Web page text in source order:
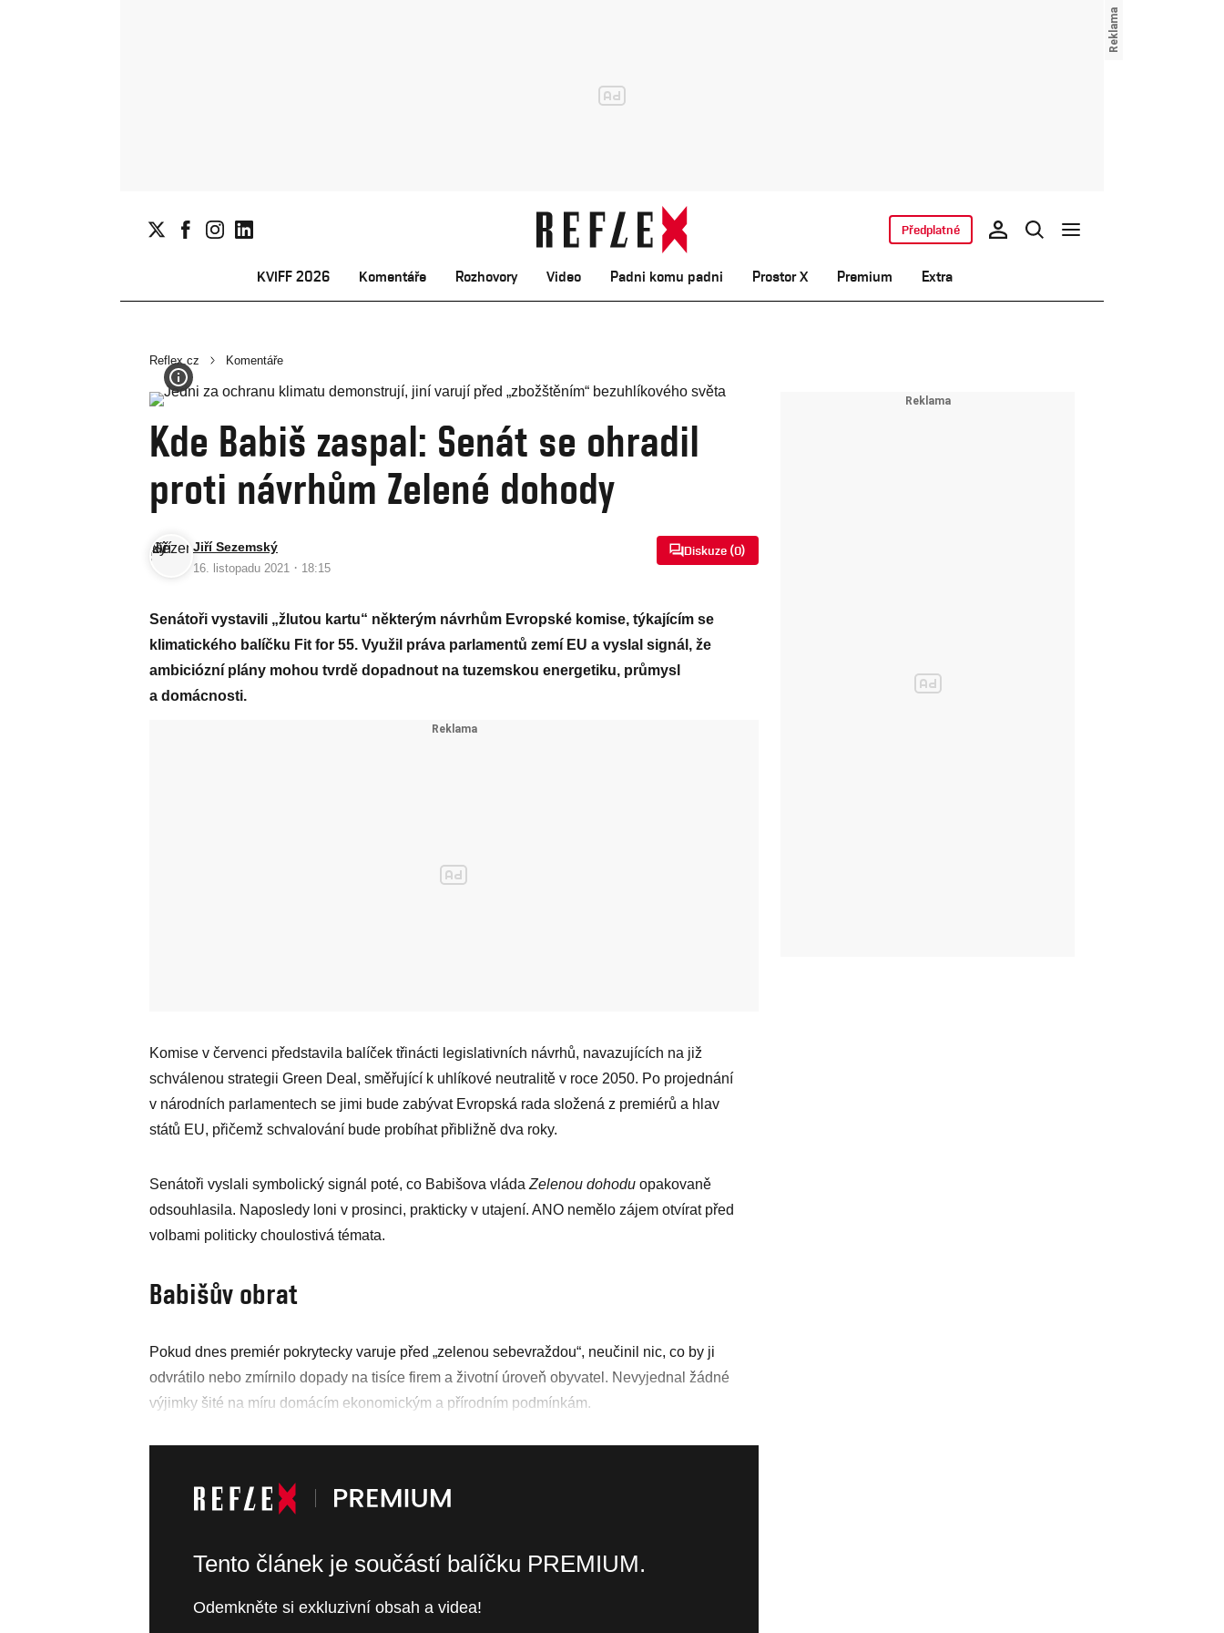
KVIFF 2026 Komentáře Rozhovory Video Padni komu padni Prostor X Premium Extra
Předplatné
Reflex.cz Komentáře
Kde Babiš zaspal: Senát se ohradil
proti návrhům Zelené dohody
Jiří Sezemský
16. listopadu 2021 · 18:15
Diskuze (0)
Senátoři vystavili „žlutou kartu“ některým návrhům Evropské komise, týkajícím se
klimatického balíčku Fit for 55. Využil práva parlamentů zemí EU a vyslal signál, že
ambiciózní plány mohou tvrdě dopadnout na tuzemskou energetiku, průmysl
a domácnosti.
Komise v červenci představila balíček třinácti legislativních návrhů, navazujících na již
schválenou strategii Green Deal, směřující k uhlíkové neutralitě v roce 2050. Po projednání
v národních parlamentech se jimi bude zabývat Evropská rada složená z premiérů a hlav
států EU, přičemž schvalování bude probíhat přibližně dva roky.
Senátoři vyslali symbolický signál poté, co Babišova vláda Zelenou dohodu opakovaně
odsouhlasila. Naposledy loni v prosinci, prakticky v utajení. ANO nemělo zájem otvírat před
volbami politicky choulostivá témata.
Babišův obrat
Pokud dnes premiér pokrytecky varuje před „zelenou sebevraždou“, neučinil nic, co by ji
odvrátilo nebo zmírnilo dopady na tisíce firem a životní úroveň obyvatel. Nevyjednal žádné
výjimky šité na míru domácím ekonomickým a přírodním podmínkám.
Tento článek je součástí balíčku PREMIUM.
Odemkněte si exkluzivní obsah a videa!